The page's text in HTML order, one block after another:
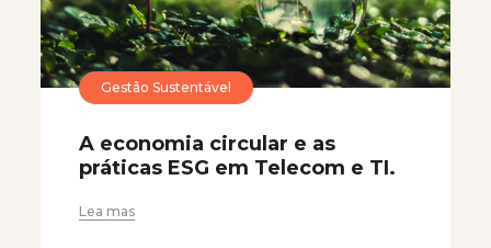
Gestão Sustentável
A economia circular e as
práticas ESG em Telecom e TI.
Lea mas